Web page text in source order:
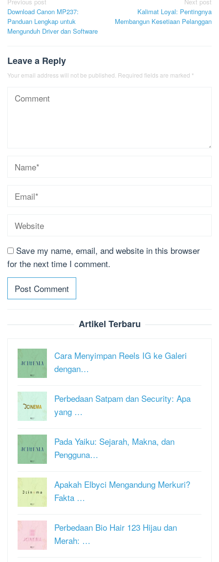
navigation
Download Canon MP237:
Panduan Lengkap untuk
Mengunduh Driver dan Software
Kalimat Loyal: Pentingnya
Membangun Kesetiaan Pelanggan
Leave a Reply
Your email address will not be published. Required fields are marked *
Save my name, email, and website in this browser
for the next time I comment.
Artikel Terbaru
Cara Menyimpan Reels IG ke Galeri
dengan…
Perbedaan Satpam dan Security: Apa
yang …
Pada Yaiku: Sejarah, Makna, dan
Pengguna…
Apakah Elbyci Mengandung Merkuri?
Fakta …
Perbedaan Bio Hair 123 Hijau dan
Merah: …